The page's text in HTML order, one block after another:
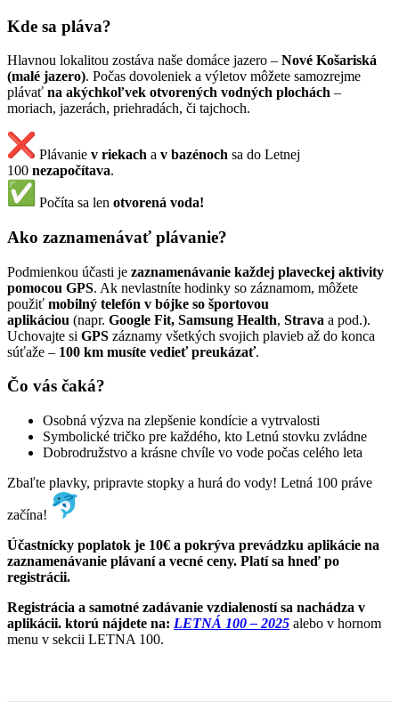
Kde sa pláva?
Hlavnou lokalitou zostáva naše domáce jazero – Nové Košariská
(malé jazero). Počas dovoleniek a výletov môžete samozrejme
plávať na akýchkoľvek otvorených vodných plochách –
moriach, jazerách, priehradách, či tajchoch.
Plávanie v riekach a v bazénoch sa do Letnej
100 nezapočítava.
Počíta sa len otvorená voda!
Ako zaznamenávať plávanie?
Podmienkou účasti je zaznamenávanie každej plaveckej aktivity
pomocou GPS. Ak nevlastníte hodinky so záznamom, môžete
použiť mobilný telefón v bójke so športovou
aplikáciou (napr. Google Fit, Samsung Health, Strava a pod.).
Uchovajte si GPS záznamy všetkých svojich plavieb až do konca
súťaže – 100 km musíte vedieť preukázať.
Čo vás čaká?
Osobná výzva na zlepšenie kondície a vytrvalosti
Symbolické tričko pre každého, kto Letnú stovku zvládne
Dobrodružstvo a krásne chvíle vo vode počas celého leta
Zbaľte plavky, pripravte stopky a hurá do vody! Letná 100 práve
začína!
Účastnícky poplatok je 10€ a pokrýva prevádzku aplikácie na
zaznamenávanie plávaní a vecné ceny. Platí sa hneď po
registrácii.
Registrácia a samotné zadávanie vzdialeností sa nachádza v
aplikácii. ktorú nájdete na: LETNÁ 100 – 2025 alebo v hornom
menu v sekcii LETNA 100.